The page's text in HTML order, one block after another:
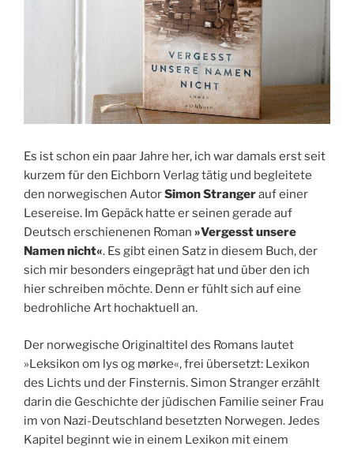
Es ist schon ein paar Jahre her, ich war damals erst seit
kurzem für den Eichborn Verlag tätig und begleitete
den norwegischen AutorSimon Strangerauf einer
Lesereise. Im Gepäck hatte er seinen gerade auf
Deutsch erschienenen Roman »Vergesst unsere
Namen nicht«. Es gibt einen Satz in diesem Buch, der
sich mir besonders eingeprägt hat und über den ich
hier schreiben möchte. Denn er fühlt sich auf eine
bedrohliche Art hochaktuell an.
Der norwegische Originaltitel des Romans lautet
»Leksikon om lys og mørke«, frei übersetzt: Lexikon
des Lichts und der Finsternis. Simon Stranger erzählt
darin die Geschichte der jüdischen Familie seiner Frau
im von Nazi-Deutschland besetzten Norwegen. Jedes
Kapitel beginnt wie in einem Lexikon mit einem